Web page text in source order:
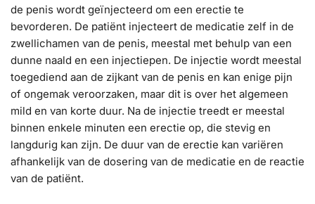
de penis wordt geïnjecteerd om een erectie te
bevorderen. De patiënt injecteert de medicatie zelf in de
zwellichamen van de penis, meestal met behulp van een
dunne naald en een injectiepen. De injectie wordt meestal
toegediend aan de zijkant van de penis en kan enige pijn
of ongemak veroorzaken, maar dit is over het algemeen
mild en van korte duur. Na de injectie treedt er meestal
binnen enkele minuten een erectie op, die stevig en
langdurig kan zijn. De duur van de erectie kan variëren
afhankelijk van de dosering van de medicatie en de reactie
van de patiënt.